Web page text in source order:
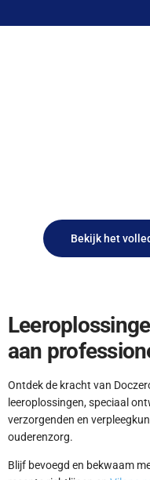
Bekijk het
aan
Ontdek de kracht van
leeroplossingen, speciaal
verzorgenden en
ouderenzorg.
Blijf bevoegd en bekwaam